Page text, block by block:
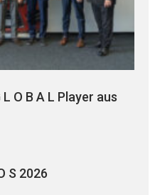
O B A L Player aus
S 2026